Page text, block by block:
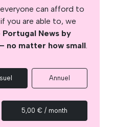
can afford to
you are able to, we
News by
no matter how small
Annuel
5,00 € / month